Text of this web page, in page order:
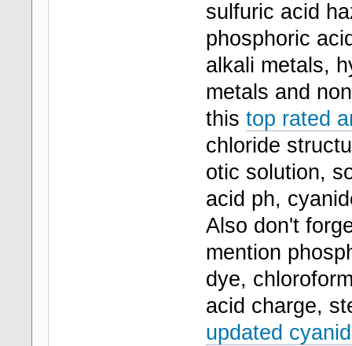
sulfuric acid
phosphoric
alkali metals,
metals and
this top rated
chloride
otic solution,
acid ph,
Also don't
mention
dye,
acid charge,
updated